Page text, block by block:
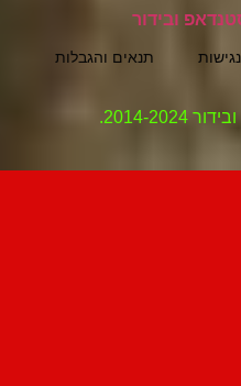
תנאים והגבלות